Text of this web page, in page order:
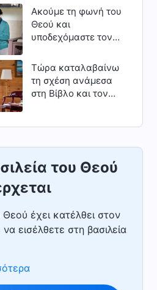
δεύτερο)
Ακούμε τη φωνή του
Θεού και
υποδεχόμαστε τον
Τώρα καταλαβαίνω
τη σχέση ανάμεσα
στη Βίβλο και τον
του Θεού
Θεού έχει κατέλθει στον
εισέλθετε στη βασιλεία